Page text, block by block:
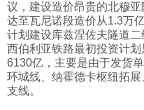
议，建设造价昂贵的北穆
达至瓦尼诺段造价从1.3万
计划建设库兹涅佐夫隧道
西伯利亚铁路最初投资计
6130亿，主要是由于发货
环城线、纳霍德卡枢纽拓
支线。